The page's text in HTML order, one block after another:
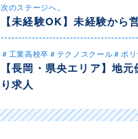
次のステージへ。
【未経験OK】未経験から
＃工業高校卒＃テクノスクール＃ポ
【長岡・県央エリア】地
り求人